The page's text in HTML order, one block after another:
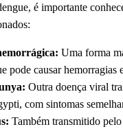
é importante
Uma forma
pode causar hemorragias
Outra doença viral
com sintomas
Também transmitido